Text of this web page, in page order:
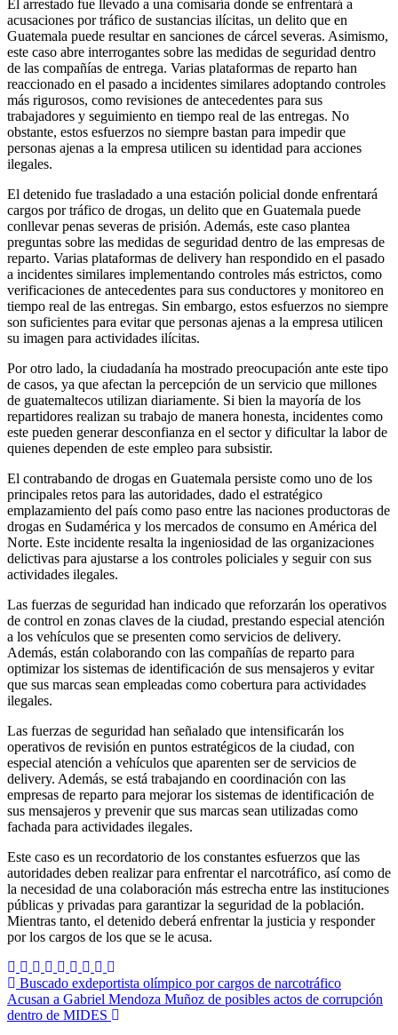
El arrestado fue llevado a una comisaría donde se enfrentará a
acusaciones por tráfico de sustancias ilícitas, un delito que en
Guatemala puede resultar en sanciones de cárcel severas. Asimismo,
este caso abre interrogantes sobre las medidas de seguridad dentro
de las compañías de entrega. Varias plataformas de reparto han
reaccionado en el pasado a incidentes similares adoptando controles
más rigurosos, como revisiones de antecedentes para sus
trabajadores y seguimiento en tiempo real de las entregas. No
obstante, estos esfuerzos no siempre bastan para impedir que
personas ajenas a la empresa utilicen su identidad para acciones
ilegales.
El detenido fue trasladado a una estación policial donde enfrentará
cargos por tráfico de drogas, un delito que en Guatemala puede
conllevar penas severas de prisión. Además, este caso plantea
preguntas sobre las medidas de seguridad dentro de las empresas de
reparto. Varias plataformas de delivery han respondido en el pasado
a incidentes similares implementando controles más estrictos, como
verificaciones de antecedentes para sus conductores y monitoreo en
tiempo real de las entregas. Sin embargo, estos esfuerzos no siempre
son suficientes para evitar que personas ajenas a la empresa utilicen
su imagen para actividades ilícitas.
Por otro lado, la ciudadanía ha mostrado preocupación ante este tipo
de casos, ya que afectan la percepción de un servicio que millones
de guatemaltecos utilizan diariamente. Si bien la mayoría de los
repartidores realizan su trabajo de manera honesta, incidentes como
este pueden generar desconfianza en el sector y dificultar la labor de
quienes dependen de este empleo para subsistir.
El contrabando de drogas en Guatemala persiste como uno de los
principales retos para las autoridades, dado el estratégico
emplazamiento del país como paso entre las naciones productoras de
drogas en Sudamérica y los mercados de consumo en América del
Norte. Este incidente resalta la ingeniosidad de las organizaciones
delictivas para ajustarse a los controles policiales y seguir con sus
actividades ilegales.
Las fuerzas de seguridad han indicado que reforzarán los operativos
de control en zonas claves de la ciudad, prestando especial atención
a los vehículos que se presenten como servicios de delivery.
Además, están colaborando con las compañías de reparto para
optimizar los sistemas de identificación de sus mensajeros y evitar
que sus marcas sean empleadas como cobertura para actividades
ilegales.
Las fuerzas de seguridad han señalado que intensificarán los
operativos de revisión en puntos estratégicos de la ciudad, con
especial atención a vehículos que aparenten ser de servicios de
delivery. Además, se está trabajando en coordinación con las
empresas de reparto para mejorar los sistemas de identificación de
sus mensajeros y prevenir que sus marcas sean utilizadas como
fachada para actividades ilegales.
Este caso es un recordatorio de los constantes esfuerzos que las
autoridades deben realizar para enfrentar el narcotráfico, así como de
la necesidad de una colaboración más estrecha entre las instituciones
públicas y privadas para garantizar la seguridad de la población.
Mientras tanto, el detenido deberá enfrentar la justicia y responder
por los cargos de los que se le acusa.
Navegación
de
Buscado exdeportista olímpico por cargos de narcotráfico
Acusan a Gabriel Mendoza Muñoz de posibles actos de corrupción
dentro de MIDES